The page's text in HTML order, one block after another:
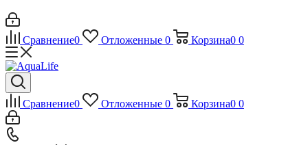
Сравнение0 Отложенные 0 Корзина0 0
Сравнение0 Отложенные 0 Корзина0 0